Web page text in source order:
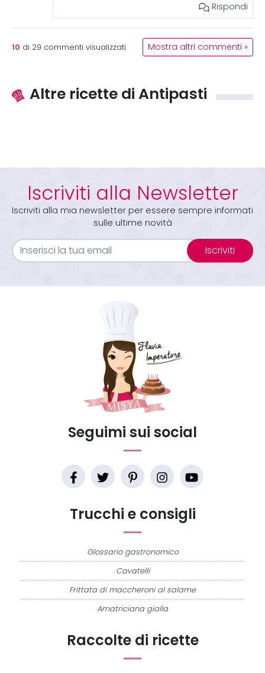
Rispondi
10 di 29 commenti visualizzati Mostra altri commenti »
Altre ricette di Antipasti
Iscriviti alla Newsletter
Iscriviti alla mia newsletter per essere sempre informati
sulle ultime novità
Iscriviti
Raccolte di ricette
Trucchi e consigli
Glossario gastronomico
Cavatelli
Frittata di maccheroni al salame
Amatriciana gialla
Seguimi sui social